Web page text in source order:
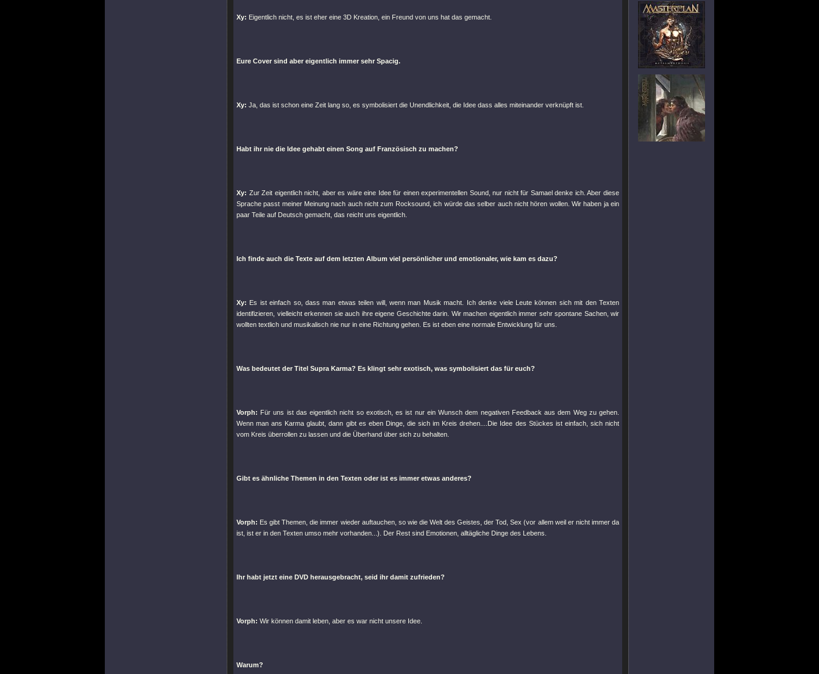
Xy: Eigentlich nicht, es ist eher eine 3D Kreation, ein Freund von uns hat das gemacht.
Eure Cover sind aber eigentlich immer sehr Spacig.
Xy: Ja, das ist schon eine Zeit lang so, es symbolisiert die Unendlichkeit, die Idee dass alles miteinander verknüpft ist.
Habt ihr nie die Idee gehabt einen Song auf Französisch zu machen?
Xy: Zur Zeit eigentlich nicht, aber es wäre eine Idee für einen experimentellen Sound, nur nicht für Samael denke ich. Aber diese
Sprache passt meiner Meinung nach auch nicht zum Rocksound, ich würde das selber auch nicht hören wollen. Wir haben ja ein
paar Teile auf Deutsch gemacht, das reicht uns eigentlich.
Ich finde auch die Texte auf dem letzten Album viel persönlicher und emotionaler, wie kam es dazu?
Xy: Es ist einfach so, dass man etwas teilen will, wenn man Musik macht. Ich denke viele Leute können sich mit den Texten
identifizieren, vielleicht erkennen sie auch ihre eigene Geschichte darin. Wir machen eigentlich immer sehr spontane Sachen, wir
wollten textlich und musikalisch nie nur in eine Richtung gehen. Es ist eben eine normale Entwicklung für uns.
Was bedeutet der Titel Supra Karma? Es klingt sehr exotisch, was symbolisiert das für euch?
Vorph: Für uns ist das eigentlich nicht so exotisch, es ist nur ein Wunsch dem negativen Feedback aus dem Weg zu gehen.
Wenn man ans Karma glaubt, dann gibt es eben Dinge, die sich im Kreis drehen....Die Idee des Stückes ist einfach, sich nicht
vom Kreis überrollen zu lassen und die Überhand über sich zu behalten.
Gibt es ähnliche Themen in den Texten oder ist es immer etwas anderes?
Vorph: Es gibt Themen, die immer wieder auftauchen, so wie die Welt des Geistes, der Tod, Sex (vor allem weil er nicht immer da
ist, ist er in den Texten umso mehr vorhanden...). Der Rest sind Emotionen, alltägliche Dinge des Lebens.
Ihr habt jetzt eine DVD herausgebracht, seid ihr damit zufrieden?
Vorph: Wir können damit leben, aber es war nicht unsere Idee.
Warum?